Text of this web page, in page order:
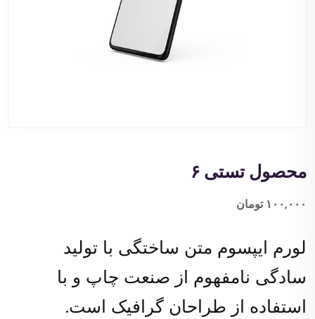
محصول تستی ۶
۱۰۰,۰۰۰ تومان
لورم ایپسوم متن ساختگی با تولید
سادگی نامفهوم از صنعت چاپ و با
استفاده از طراحان گرافیک است.